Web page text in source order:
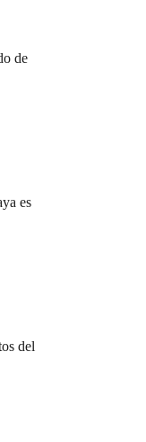
de
es
del